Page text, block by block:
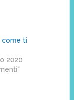
come ti
2020